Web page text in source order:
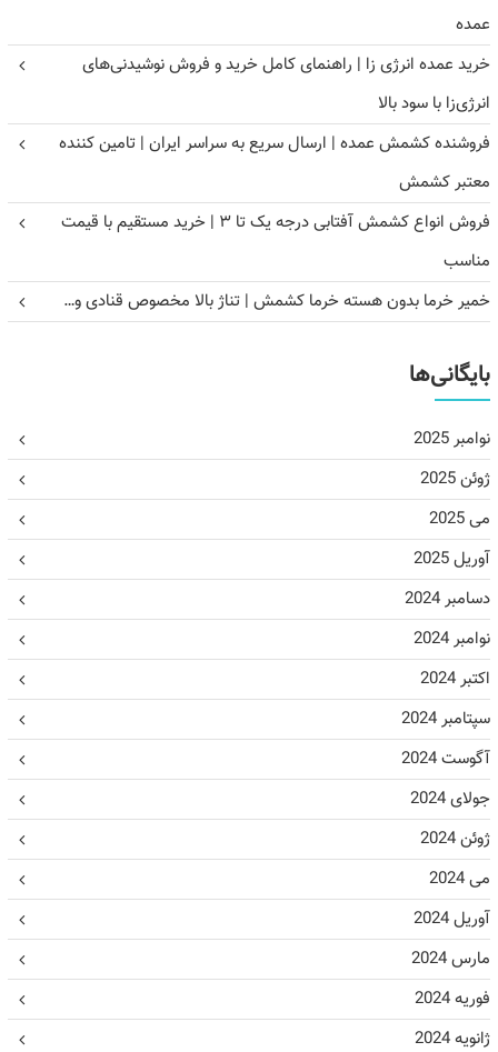
عمده
خرید عمده انرژی زا | راهنمای کامل خرید و فروش نوشیدنی‌های
انرژی‌زا با سود بالا
فروشنده کشمش عمده | ارسال سریع به سراسر ایران | تامین کننده
معتبر کشمش
فروش انواع کشمش آفتابی درجه یک تا ۳ | خرید مستقیم با قیمت
مناسب
خمیر خرما بدون هسته خرما کشمش | تناژ بالا مخصوص قنادی و…
بایگانی‌ها
نوامبر 2025
ژوئن 2025
می 2025
آوریل 2025
دسامبر 2024
نوامبر 2024
اکتبر 2024
سپتامبر 2024
آگوست 2024
جولای 2024
ژوئن 2024
می 2024
آوریل 2024
مارس 2024
فوریه 2024
ژانویه 2024